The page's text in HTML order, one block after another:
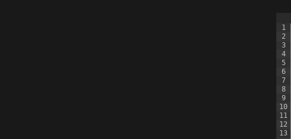
1
2
3
4
5
6
7
8
9
10
11
12
13